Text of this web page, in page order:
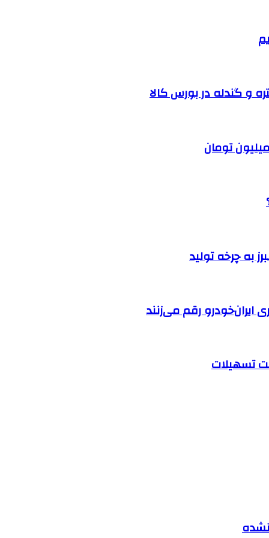
و گندله در بورس کالا
رقم می‌زنند
نشده